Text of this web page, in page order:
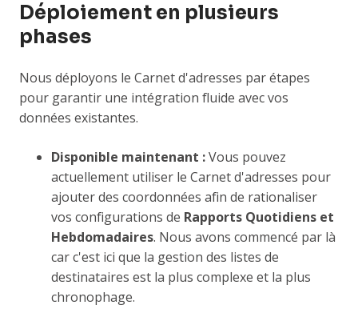
Déploiement en plusieurs
phases
Nous déployons le Carnet d'adresses par étapes
pour garantir une intégration fluide avec vos
données existantes.
Disponible maintenant :Vous pouvez
actuellement utiliser le Carnet d'adresses pour
ajouter des coordonnées afin de rationaliser
vos configurations de Rapports Quotidiens et
Hebdomadaires. Nous avons commencé par là
car c'est ici que la gestion des listes de
destinataires est la plus complexe et la plus
chronophage.